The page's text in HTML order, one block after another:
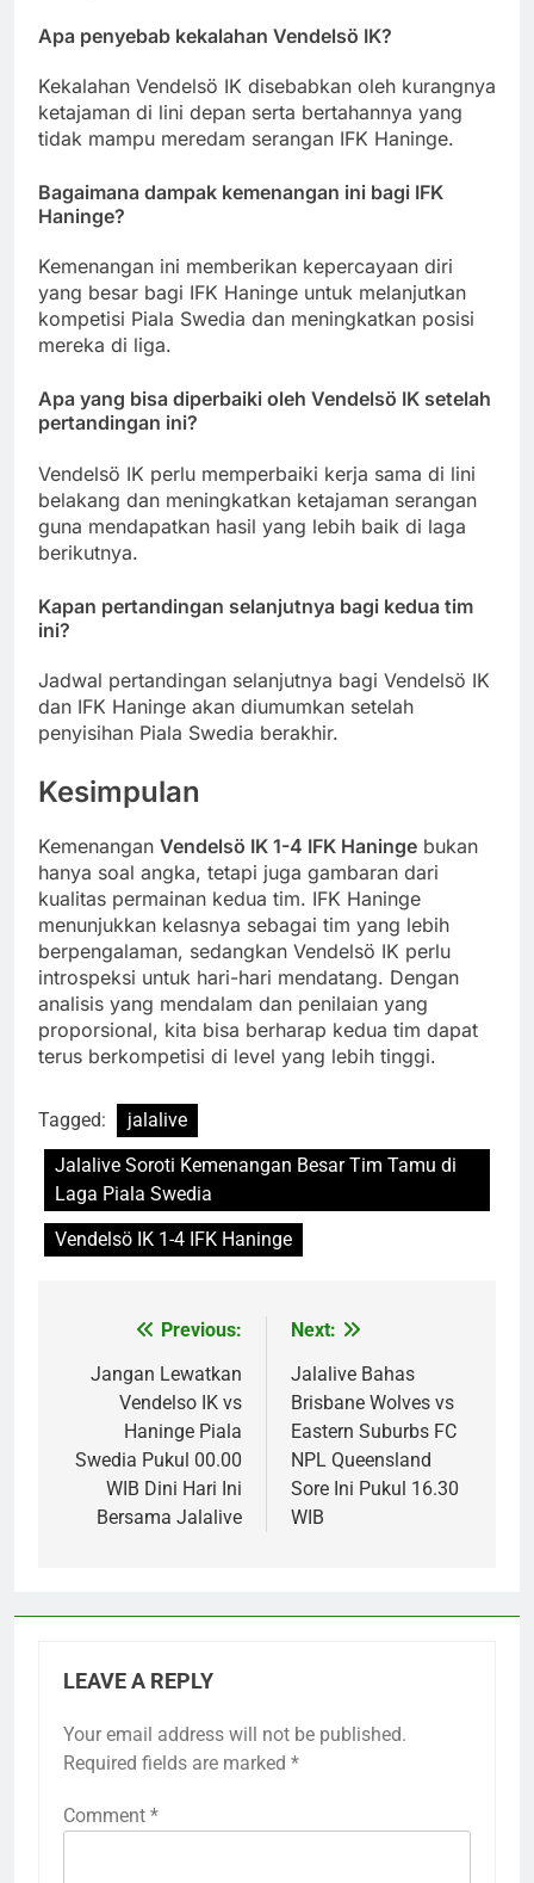
Apa penyebab kekalahan Vendelsö IK?
Kekalahan Vendelsö IK disebabkan oleh kurangnya
ketajaman di lini depan serta bertahannya yang
tidak mampu meredam serangan IFK Haninge.
Bagaimana dampak kemenangan ini bagi IFK
Haninge?
Kemenangan ini memberikan kepercayaan diri
yang besar bagi IFK Haninge untuk melanjutkan
kompetisi Piala Swedia dan meningkatkan posisi
mereka di liga.
Apa yang bisa diperbaiki oleh Vendelsö IK setelah
pertandingan ini?
Vendelsö IK perlu memperbaiki kerja sama di lini
belakang dan meningkatkan ketajaman serangan
guna mendapatkan hasil yang lebih baik di laga
berikutnya.
Kapan pertandingan selanjutnya bagi kedua tim
ini?
Jadwal pertandingan selanjutnya bagi Vendelsö IK
dan IFK Haninge akan diumumkan setelah
penyisihan Piala Swedia berakhir.
Kesimpulan
Kemenangan Vendelsö IK 1-4 IFK Haninge bukan
hanya soal angka, tetapi juga gambaran dari
kualitas permainan kedua tim. IFK Haninge
menunjukkan kelasnya sebagai tim yang lebih
berpengalaman, sedangkan Vendelsö IK perlu
introspeksi untuk hari-hari mendatang. Dengan
analisis yang mendalam dan penilaian yang
proporsional, kita bisa berharap kedua tim dapat
terus berkompetisi di level yang lebih tinggi.
Tagged:
jalalive
Jalalive Soroti Kemenangan Besar Tim Tamu di
Laga Piala Swedia
Vendelsö IK 1-4 IFK Haninge
navigation
Previous:
Jangan Lewatkan
Vendelso IK vs
Haninge Piala
Swedia Pukul 00.00
WIB Dini Hari Ini
Bersama Jalalive
Next:
Jalalive Bahas
Brisbane Wolves vs
Eastern Suburbs FC
NPL Queensland
Sore Ini Pukul 16.30
WIB
LEAVE A REPLY
Your email address will not be published.
Required fields are marked *
Comment *